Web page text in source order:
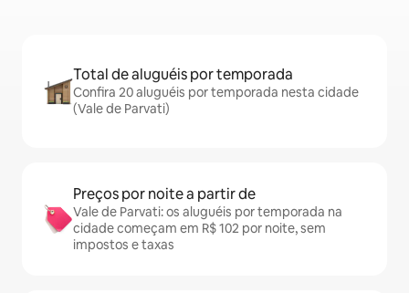
Total de aluguéis por temporada
Confira 20 aluguéis por temporada nesta cidade
(Vale de Parvati)
Preços por noite a partir de
Vale de Parvati: os aluguéis por temporada na
cidade começam em R$ 102 por noite, sem
impostos e taxas